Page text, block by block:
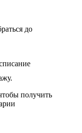
до
получить